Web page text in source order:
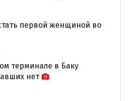
первой женщиной во
терминале в Баку
нет